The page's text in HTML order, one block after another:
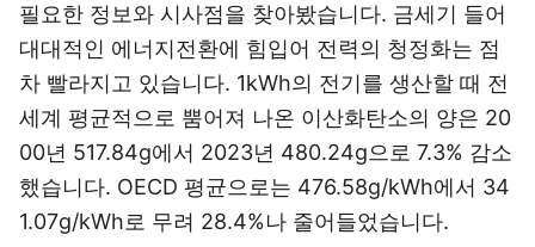
필요한 정보와 시사점을 찾아봤습니다. 금세기 들어
대대적인 에너지전환에 힘입어 전력의 청정화는 점
차 빨라지고 있습니다. 1kWh의 전기를 생산할 때 전
세계 평균적으로 뿜어져 나온 이산화탄소의 양은 20
00년 517.84g에서 2023년 480.24g으로 7.3% 감소
했습니다. OECD 평균으로는 476.58g/kWh에서 34
1.07g/kWh로 무려 28.4%나 줄어들었습니다.